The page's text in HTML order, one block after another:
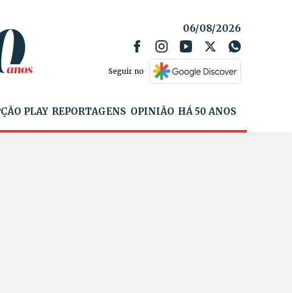
06/08/2026
Seguir no
PLAY REPORTAGENS OPINIÃO HÁ 50 ANOS